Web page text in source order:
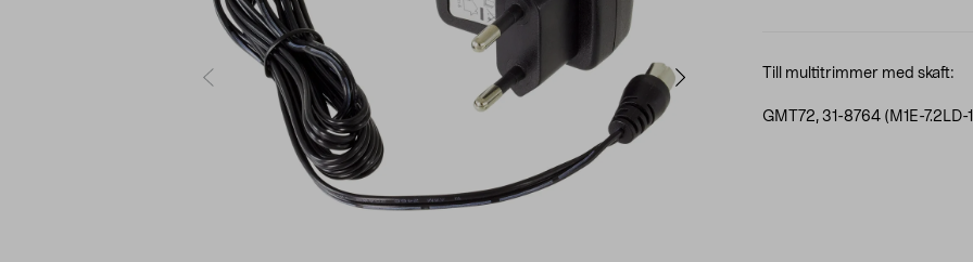
Till multitrimmer med skaft:
GMT72, 31-8764 (M1E-7.2LD-